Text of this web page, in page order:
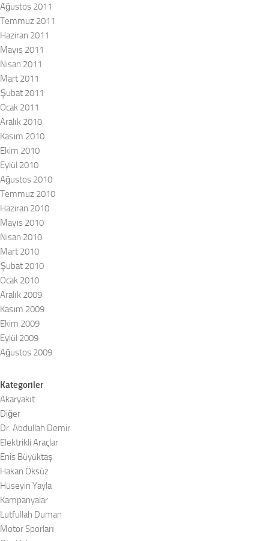
Ağustos 2011
Temmuz 2011
Haziran 2011
Mayıs 2011
Nisan 2011
Mart 2011
Şubat 2011
Ocak 2011
Aralık 2010
Kasım 2010
Ekim 2010
Eylül 2010
Ağustos 2010
Temmuz 2010
Haziran 2010
Mayıs 2010
Nisan 2010
Mart 2010
Şubat 2010
Ocak 2010
Aralık 2009
Kasım 2009
Ekim 2009
Eylül 2009
Ağustos 2009
Kategoriler
Akaryakıt
Diğer
Dr. Abdullah Demir
Elektrikli Araçlar
Enis Büyüktaş
Hakan Öksüz
Hüseyin Yayla
Kampanyalar
Lutfullah Duman
Motor Sporları